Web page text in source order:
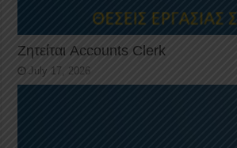
Ζητείται Accounts Clerk
July 17, 2026